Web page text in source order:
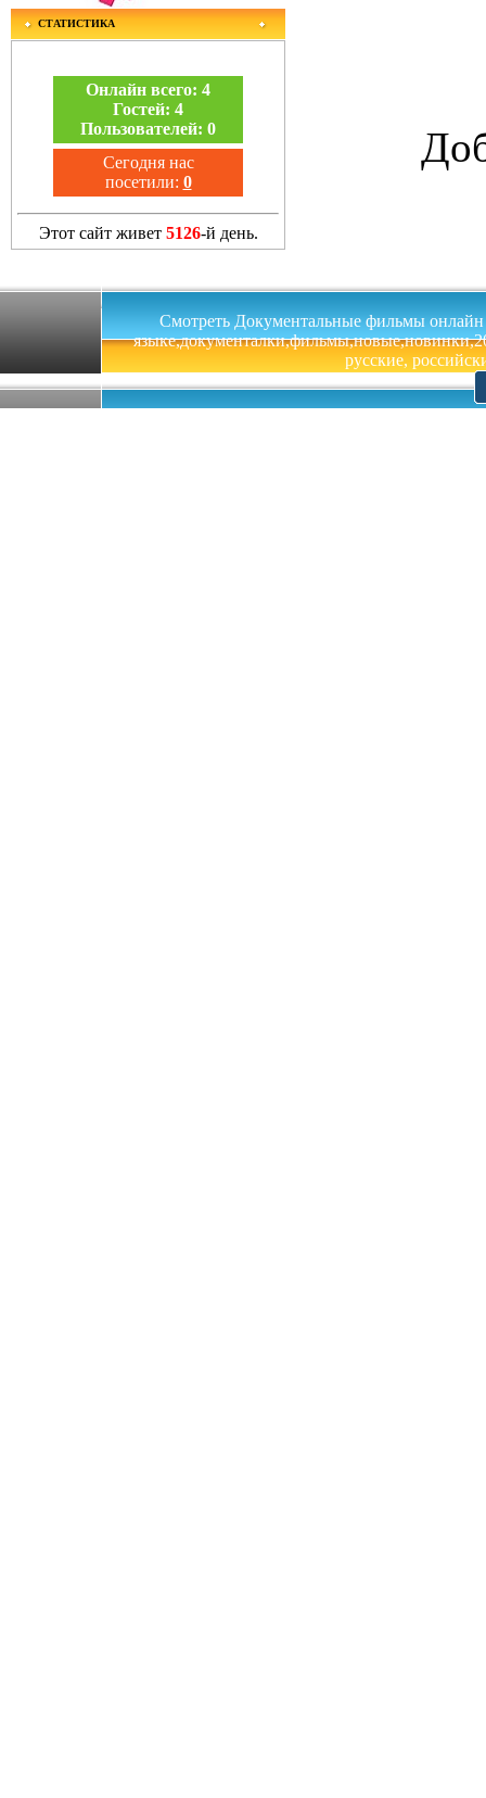
СТАТИСТИКА
Онлайн всего: 4
Гостей: 4
Пользователей: 0
Сегодня нас
посетили: 0
Этот сайт живет 5126-й день.
Смотреть Документальные фильмы онлайн
русские,